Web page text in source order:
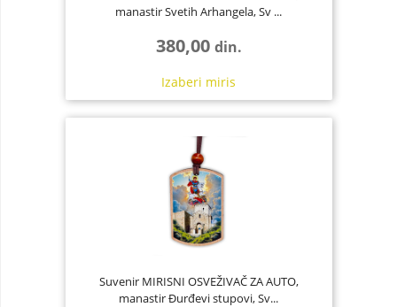
manastir Svetih Arhangela, Sv ...
380,00 din.
Izaberi miris
Suvenir MIRISNI OSVEŽIVAČ ZA AUTO,
manastir Đurđevi stupovi, Sv...